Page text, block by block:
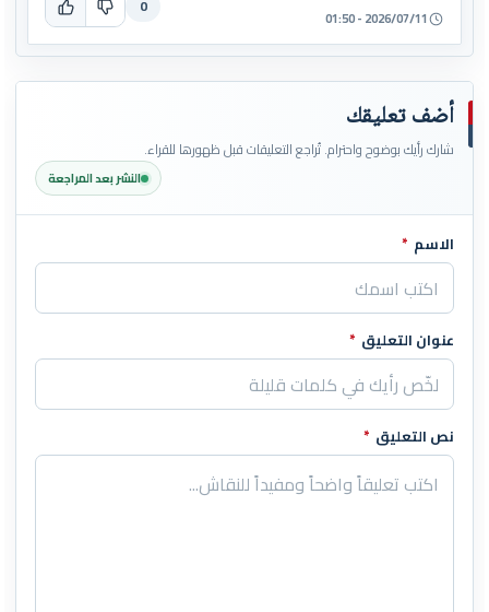
2026/07/11 - 01:50
0
أضف تعليقك
شارك رأيك بوضوح واحترام. تُراجع التعليقات قبل ظهورها للقراء.
النشر بعد المراجعة
اترك هذا الحقل فارغاً
الاسم *
عنوان التعليق *
نص التعليق *